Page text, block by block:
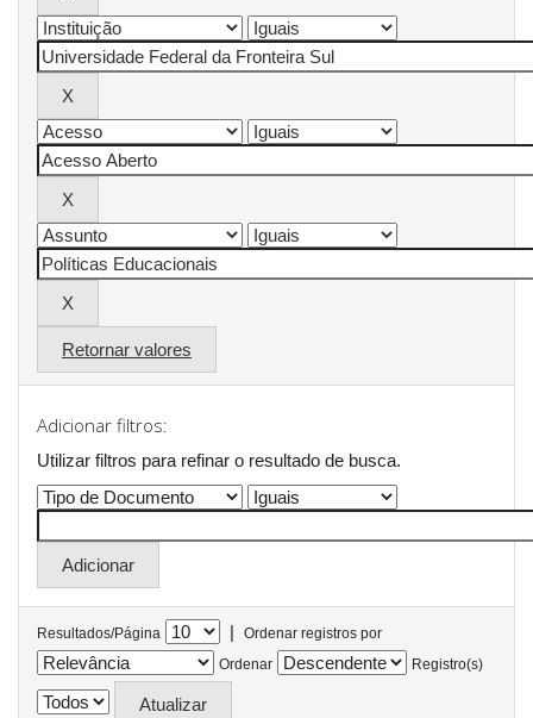
Retornar valores
Adicionar filtros:
Utilizar filtros para refinar o resultado de busca.
Resultados/Página |
Ordenar registros por
Ordenar
Registro(s)